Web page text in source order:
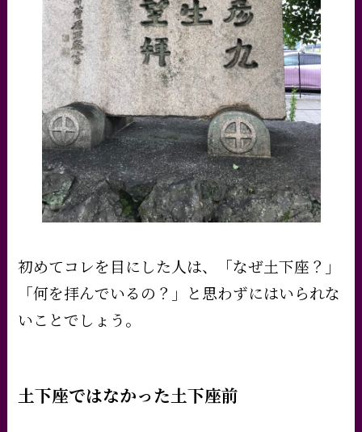
初めてコレを目にした人は、「なぜ土下座？」
「何を拝んでいるの？」と思わずにはいられな
いことでしょう。
土下座ではなかった土下座前